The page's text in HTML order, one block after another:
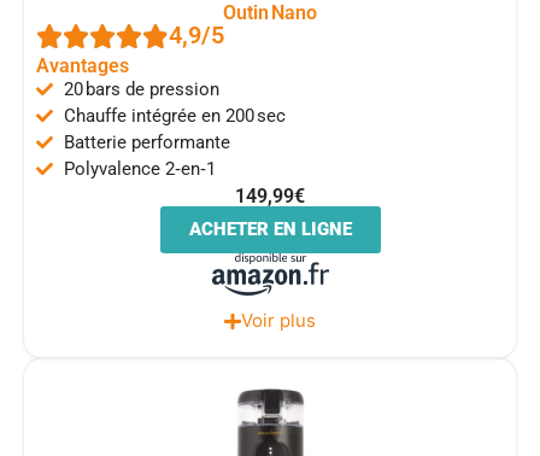
Outin Nano
4,9/5
Avantages
20 bars de pression
Chauffe intégrée en 200 sec
Batterie performante
Polyvalence 2‑en‑1
149,99€
ACHETER EN LIGNE
Voir plus